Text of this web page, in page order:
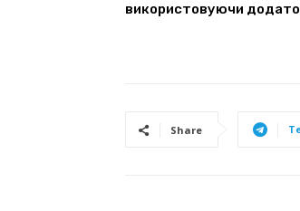
використовуючи
Share